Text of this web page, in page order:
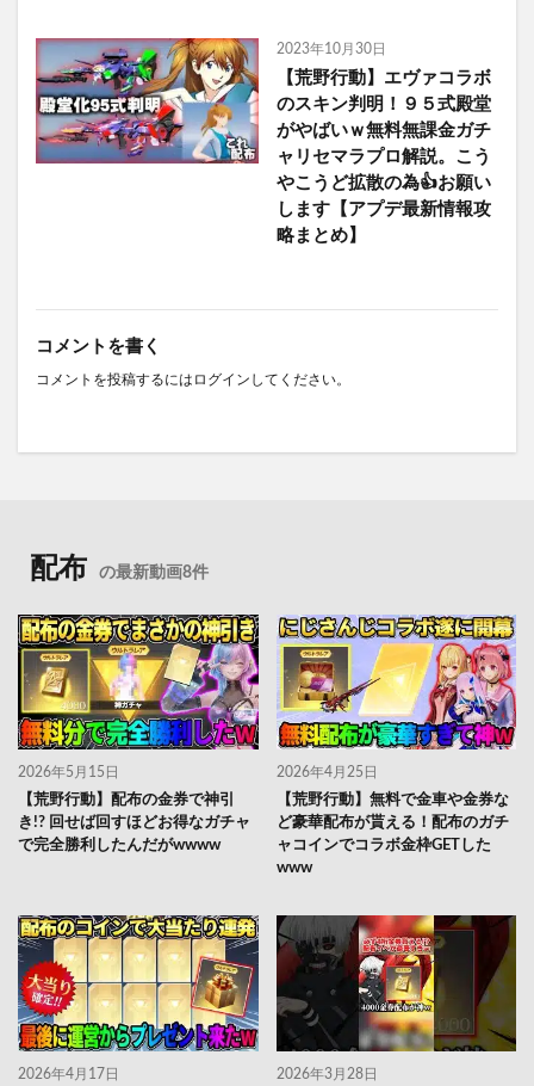
2023年10月30日
【荒野行動】エヴァコラボ
のスキン判明！９５式殿堂
がやばいｗ無料無課金ガチ
ャリセマラプロ解説。こう
やこうど拡散の為👍お願い
します【アプデ最新情報攻
略まとめ】
コメントを書く
コメントを投稿するには ログイン してください。
配布 の最新動画8件
2026年5月15日
【荒野行動】配布の金券で神引
き!? 回せば回すほどお得なガチャ
で完全勝利したんだがwwww
2026年4月25日
【荒野行動】無料で金車や金券な
ど豪華配布が貰える！配布のガチ
ャコインでコラボ金枠GETした
www
2026年4月17日 2026年3月28日